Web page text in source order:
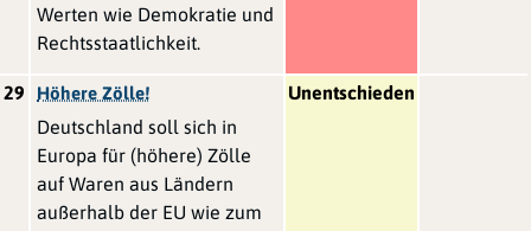
Werten wie Demokratie und
Rechtsstaatlichkeit.
29 Höhere Zölle!
Deutschland soll sich in
Europa für (höhere) Zölle
auf Waren aus Ländern
außerhalb der EU wie zum
Unentschieden